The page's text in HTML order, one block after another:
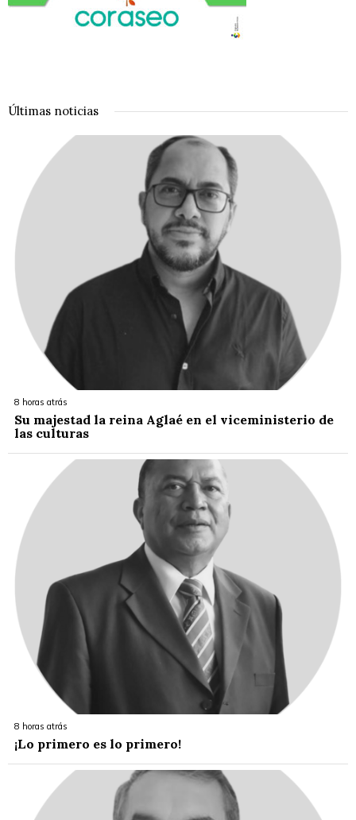
Últimas noticias
8 horas atrás
Su majestad la reina Aglaé en el viceministerio de
las culturas
8 horas atrás
¡Lo primero es lo primero!